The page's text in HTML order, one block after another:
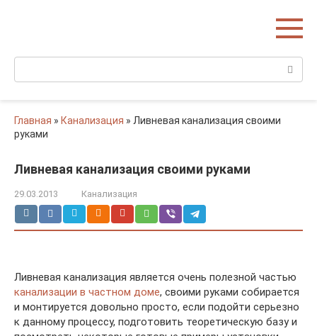
Поиск:
Главная » Канализация » Ливневая канализация своими
руками
Ливневая канализация своими руками
29.03.2013 Канализация
Ливневая канализация является очень полезной частью
канализации в частном доме, своими руками собирается
и монтируется довольно просто, если подойти серьезно
к данному процессу, подготовить теоретическую базу и